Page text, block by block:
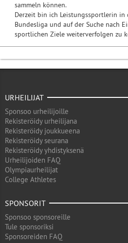
sammeln können.
Derzeit bin ich Leistungssportlerin in
Bundesliga und auf der Suche nach
sportlichen Ziele weiterverfolgen zu
URHEILIJAT
Sponsoo urheilijoille
Rekisteröidy urheilijana
Rekisteröidy joukkueena
Rekisteröidy seurana
Rekisteröidy yhdistyksenä
Urheilijoiden FAQ
Olympiaurheilijat
College Athletes
SPONSORIT
Sponsoo sponsoreille
Tule sponsoriksi
Sponsoreiden FAQ